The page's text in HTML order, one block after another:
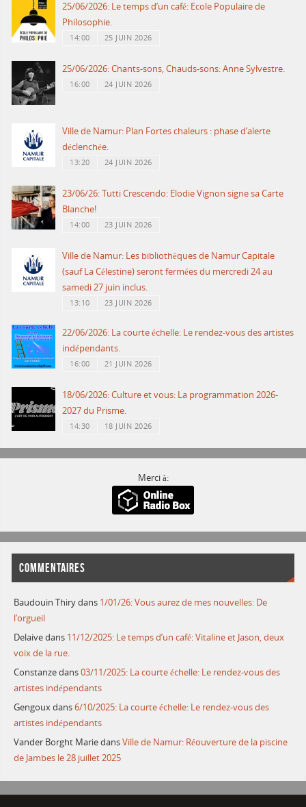
25/06/2026: Le temps d’un café: Ecole Populaire de
Philosophie.
14:00 25 JUIN 2026
25/06/2026: Chants-sons, Chauds-sons: Anne Sylvestre.
16:00 24 JUIN 2026
Ville de Namur: Plan Fortes chaleurs : phase d’alerte
déclenchée.
13:20 24 JUIN 2026
23/06/26: Tutti Crescendo: Elodie Vignon signe sa Carte
Blanche!
14:00 23 JUIN 2026
Ville de Namur: Les bibliothèques de Namur Capitale
(sauf La Célestine) seront fermées du mercredi 24 au
samedi 27 juin inclus.
13:10 23 JUIN 2026
22/06/2026: La courte échelle: Le rendez-vous des artistes
indépendants.
16:00 21 JUIN 2026
18/06/2026: Culture et vous: La programmation 2026-
2027 du Prisme.
14:30 18 JUIN 2026
Merci à:
COMMENTAIRES
Baudouin Thirydans 1/01/26: Vous aurez de mes nouvelles: De
l’orgueil
Delaivedans 11/12/2025: Le temps d’un café: Vitaline et Jason, deux
voix de la rue.
Constanzedans03/11/2025: La courte échelle: Le rendez-vous des
artistes indépendants
Gengouxdans6/10/2025: La courte échelle: Le rendez-vous des
artistes indépendants
Vander Borght MariedansVille de Namur: Réouverture de la piscine
de Jambes le 28 juillet 2025